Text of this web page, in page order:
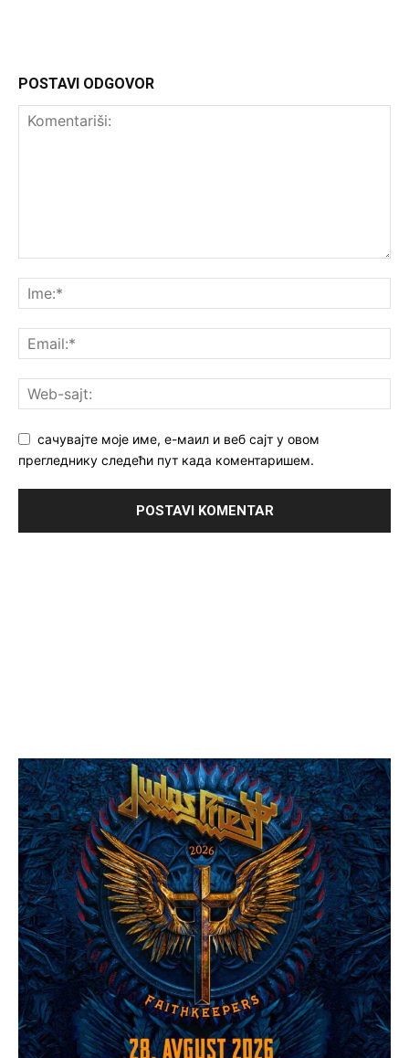
POSTAVI ODGOVOR
сачувајте моје име, е-маил и веб сајт у овом
прегледнику следећи пут када коментаришем.